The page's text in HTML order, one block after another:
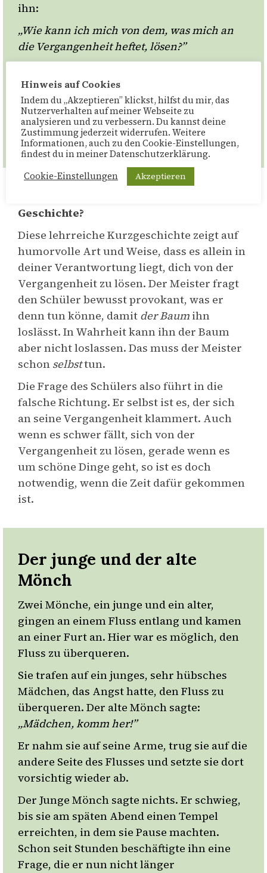
ihn:
„Wie kann ich mich von dem, was mich an
die Vergangenheit heftet, lösen?”
Baumstumpf, umklammerte ihn und
jammerte:
„Was kann ich tun, damit dieser Baum mich
loslässt?”
Geschichte?
Diese lehrreiche Kurzgeschichte zeigt auf
humorvolle Art und Weise, dass es allein in
deiner Verantwortung liegt, dich von der
Vergangenheit zu lösen. Der Meister fragt
den Schüler bewusst provokant, was er
denn tun könne, damit der Baum ihn
loslässt. In Wahrheit kann ihn der Baum
aber nicht loslassen. Das muss der Meister
schon selbsttun.
Die Frage des Schülers also führt in die
falsche Richtung. Er selbst ist es, der sich
an seine Vergangenheit klammert. Auch
wenn es schwer fällt, sich von der
Vergangenheit zu lösen, gerade wenn es
um schöne Dinge geht, so ist es doch
notwendig, wenn die Zeit dafür gekommen
ist.
Der junge und der alte
Mönch
Zwei Mönche, ein junge und ein alter,
gingen an einem Fluss entlang und kamen
an einer Furt an. Hier war es möglich, den
Fluss zu überqueren.
Sie trafen auf ein junges, sehr hübsches
Mädchen, das Angst hatte, den Fluss zu
überqueren. Der alte Mönch sagte:
„Mädchen, komm her!”
Er nahm sie auf seine Arme, trug sie auf die
andere Seite des Flusses und setzte sie dort
vorsichtig wieder ab.
Der Junge Mönch sagte nichts. Er schwieg,
bis sie am späten Abend einen Tempel
erreichten, in dem sie Pause machten.
Schon seit Stunden beschäftigte ihn eine
Frage, die er nun nicht länger
Hinweis auf Cookies
Indem du „Akzeptieren” klickst, hilfst du mir, das
Nutzerverhalten auf meiner Webseite zu
analysieren und zu verbessern. Du kannst deine
Zustimmung jederzeit widerrufen. Weitere
Informationen, auch zu den Cookie-Einstellungen,
findest du in meiner Datenschutzerklärung.
Cookie-Einstellungen
Akzeptieren